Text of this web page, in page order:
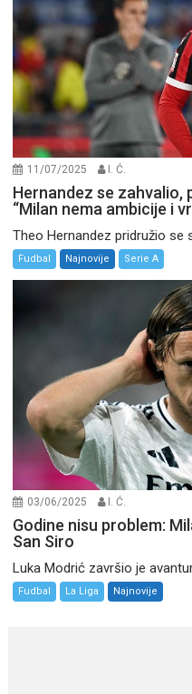
11/07/2025 I. Ć.
Hernandez se zahvalio,
“Milan nema ambicije i
Theo Hernandez pridružio se
Fudbal Najnovije Serie A
03/06/2025 I. Ć.
Godine nisu problem:
San Siro
Luka Modrić završio je
Fudbal La Liga Najnovije